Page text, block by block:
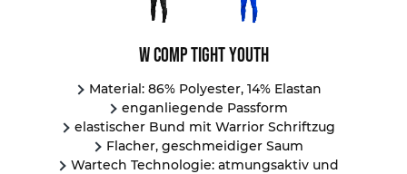
W Comp Tight Youth
Material: 86% Polyester, 14% Elastan
enganliegende Passform
elastischer Bund mit Warrior Schriftzug
Flacher, geschmeidiger Saum
Wartech Technologie: atmungsaktiv und